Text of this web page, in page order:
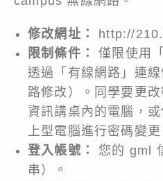
修改網址：
http://
限制條件：
僅限使用
透過「有線網路」連
路修改）。同學要更
資訊講桌內的電腦，
上型電腦進行密碼變更
登入帳號：
您的 gml
串）。